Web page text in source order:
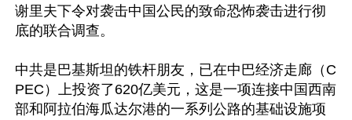
谢里夫下令对袭击中国公民的致命恐怖袭击进行彻
底的联合调查。
中共是巴基斯坦的铁杆朋友，已在中巴经济走廊（C
PEC）上投资了620亿美元，这是一项连接中国西南
部和阿拉伯海瓜达尔港的一系列公路的基础设施项